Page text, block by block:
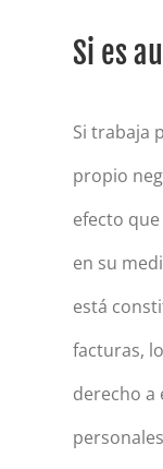
Si es
Si trabaja
propio
efecto
en su
está
facturas,
derecho a